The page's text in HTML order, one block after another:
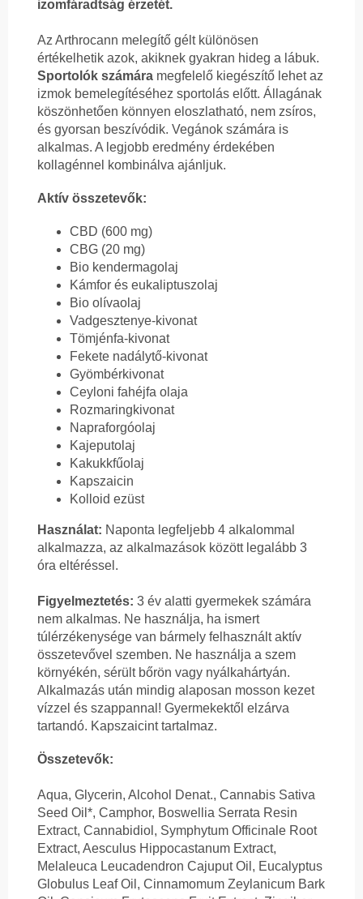
izomfáradtság érzetét.
Az Arthrocann melegítő gélt különösen
értékelhetik azok, akiknek gyakran hideg a lábuk.
Sportolók számára megfelelő kiegészítő lehet az
izmok bemelegítéséhez sportolás előtt. Állagának
köszönhetően könnyen eloszlatható, nem zsíros,
és gyorsan beszívódik. Vegánok számára is
alkalmas. A legjobb eredmény érdekében
kollagénnel kombinálva ajánljuk.
Aktív összetevők:
CBD (600 mg)
CBG (20 mg)
Bio kendermagolaj
Kámfor és eukaliptuszolaj
Bio olívaolaj
Vadgesztenye-kivonat
Tömjénfa-kivonat
Fekete nadálytő-kivonat
Gyömbérkivonat
Ceyloni fahéjfa olaja
Rozmaringkivonat
Napraforgóolaj
Kajeputolaj
Kakukkfűolaj
Kapszaicin
Kolloid ezüst
Használat: Naponta legfeljebb 4 alkalommal
alkalmazza, az alkalmazások között legalább 3
óra eltéréssel.
Figyelmeztetés: 3 év alatti gyermekek számára
nem alkalmas. Ne használja, ha ismert
túlérzékenysége van bármely felhasznált aktív
összetevővel szemben. Ne használja a szem
környékén, sérült bőrön vagy nyálkahártyán.
Alkalmazás után mindig alaposan mosson kezet
vízzel és szappannal! Gyermekektől elzárva
tartandó. Kapszaicint tartalmaz.
Összetevők:
Aqua, Glycerin, Alcohol Denat., Cannabis Sativa
Seed Oil*, Camphor, Boswellia Serrata Resin
Extract, Cannabidiol, Symphytum Officinale Root
Extract, Aesculus Hippocastanum Extract,
Melaleuca Leucadendron Cajuput Oil, Eucalyptus
Globulus Leaf Oil, Cinnamomum Zeylanicum Bark